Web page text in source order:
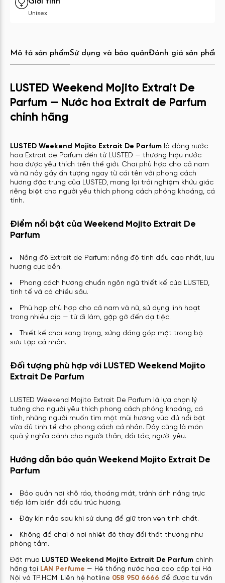
Unisex
Mô tả sản phẩmSử dụng và bảo quảnĐánh giá sản phẩm
LUSTED Weekend Mojito Extrait De
Parfum — Nước hoa Extrait de Parfum
chính hãng
LUSTED Weekend Mojito Extrait De Parfum là dòng nước
hoa Extrait de Parfum đến từ LUSTED — thương hiệu nước
hoa được yêu thích trên thế giới. Chai phù hợp cho cả nam
và nữ này gây ấn tượng ngay từ cái tên với phong cách
hương đặc trưng của LUSTED, mang lại trải nghiệm khứu giác
riêng biệt cho người yêu thích phong cách phóng khoáng, cá
tính.
Điểm nổi bật của Weekend Mojito Extrait De
Parfum
Nồng độ Extrait de Parfum: nồng độ tinh dầu cao nhất, lưu
hương cực bền.
Phong cách hương chuẩn ngôn ngữ thiết kế của LUSTED,
tinh tế và có chiều sâu.
Phù hợp phù hợp cho cả nam và nữ, sử dụng linh hoạt
trong nhiều dịp — từ đi làm, gặp gỡ đến dạ tiệc.
Thiết kế chai sang trọng, xứng đáng góp mặt trong bộ
sưu tập cá nhân.
Đối tượng phù hợp với LUSTED Weekend Mojito
Extrait De Parfum
LUSTED Weekend Mojito Extrait De Parfum là lựa chọn lý
tưởng cho người yêu thích phong cách phóng khoáng, cá
tính, những người muốn tìm một mùi hương vừa đủ nổi bật
vừa đủ tinh tế cho phong cách cá nhân. Đây cũng là món
quà ý nghĩa dành cho người thân, đối tác, người yêu.
Hướng dẫn bảo quản Weekend Mojito Extrait De
Parfum
Bảo quản nơi khô ráo, thoáng mát, tránh ánh nắng trực
tiếp làm biến đổi cấu trúc hương.
Đậy kín nắp sau khi sử dụng để giữ trọn vẹn tinh chất.
Không để chai ở nơi nhiệt độ thay đổi thất thường như
phòng tắm.
Đặt mua LUSTED Weekend Mojito Extrait De Parfum chính
hãng tại LAN Perfume — Hệ thống nước hoa cao cấp tại Hà
Nội và TP.HCM. Liên hệ hotline 058 950 6666 để được tư vấn